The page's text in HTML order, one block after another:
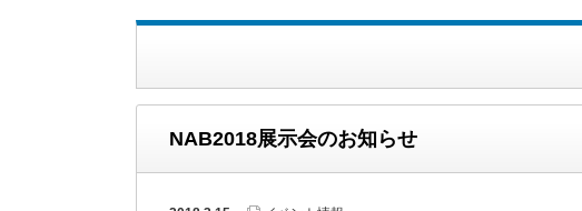
NAB2018展示会のお知らせ